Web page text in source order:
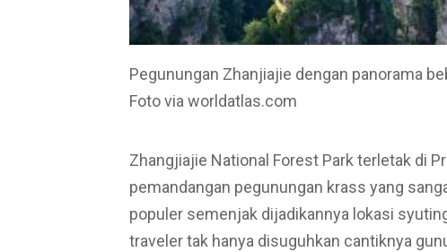
Pegunungan Zhanjiajie dengan panorama
Foto via worldatlas.com
Zhangjiajie National Forest Park terletak di
pemandangan pegunungan krass yang
populer semenjak dijadikannya lokasi
traveler tak hanya disuguhkan cantiknya